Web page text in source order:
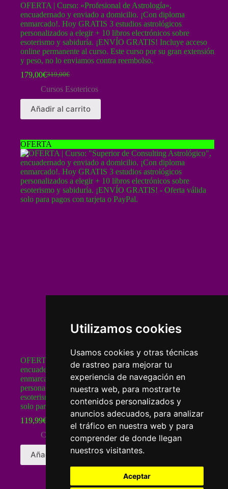
Utilizamos cookies
Usamos cookies y otras técnicas
de rastreo para mejorar tu
experiencia de navegación en
nuestra web, para mostrarte
contenidos personalizados y
anuncios adecuados, para analizar
el tráfico en nuestra web y para
comprender de donde llegan
nuestros visitantes.
Aceptar
OFERTA | Curso: «Profesional de Astrología»,
encuadernado y enviado a domicilio. ¡Con diploma
enmarcado!. Hoy GRATIS 3 estudios astrológicos
personalizados a elegir + 10 libros electrónicos sobre
esoterismo y sabiduría. ¡ENVÍO GRATIS! Incluye acceso
online permanente al curso. Este curso por su gran extensión
y peso, no lo enviamos contra reembolso.
319,00€
El
precio
era:
179,00€El
precio
es:
Cursos Esotericos
Añadir al carrito
OFERTA
OFERTA | Curso: «Superior de Consulting Astrológico»,
encuadernado y enviado a domicilio. ¡Con diploma
enmarcado!. Hoy GRATIS 3 estudios astrológicos
personalizados a elegir + 10 libros electrónicos sobre
esoterismo y sabiduría. ¡ENVÍO GRATIS! – Oferta válida
solo para pagos con tarjeta o PayPal.
El
precio
119,99€El
precio
Cursos Esotericos
Añadir al carrito